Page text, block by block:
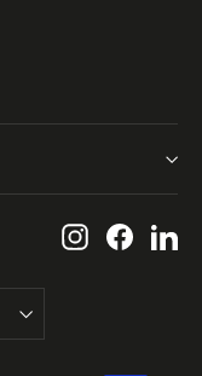
Instagram